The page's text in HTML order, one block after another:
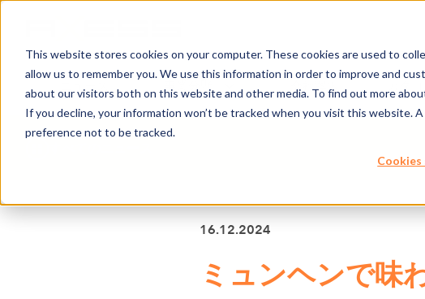
This website stores cookies on your computer. These cookies are used to
allow us to remember you. We use this information in order to improve and
about our visitors both on this website and other media. To find out more
If you decline, your information won’t be tracked when you visit this website.
preference not to be tracked.
ニュース 事業分野 会社案内 カタ
16.12.2024
ミュンヘンで味